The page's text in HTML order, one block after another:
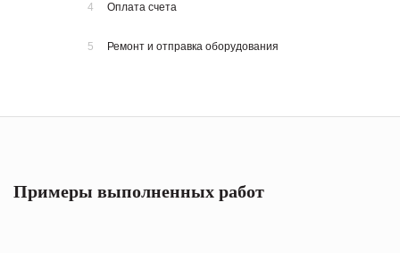
4 Оплата счета
5 Ремонт и отправка оборудования
Примеры выполненных работ